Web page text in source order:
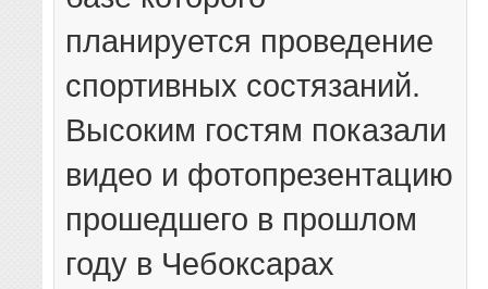
планируется проведение
спортивных состязаний.
Высоким гостям показали
видео и фотопрезентацию
прошедшего в прошлом
году в Чебоксарах